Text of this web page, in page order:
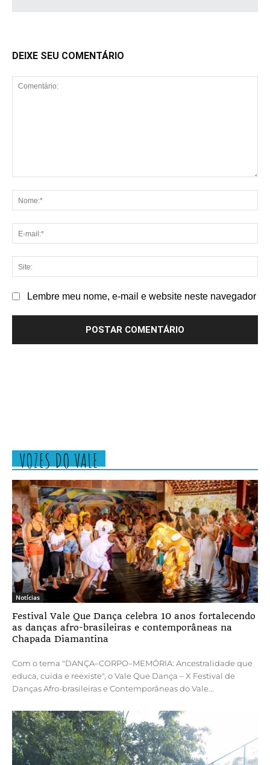
DEIXE SEU COMENTÁRIO
Lembre meu nome, e-mail e website neste navegador
VOZES DO VALE
Notícias
Festival Vale Que Dança celebra 10 anos fortalecendo
as danças afro-brasileiras e contemporâneas na
Chapada Diamantina
Com o tema "DANÇA–CORPO–MEMÓRIA: Ancestralidade que
educa, cuida e reexiste", o Vale Que Dança – X Festival de
Danças Afro-brasileiras e Contemporâneas do Vale...